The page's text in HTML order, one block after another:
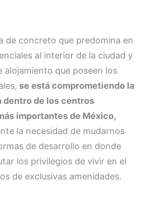
de concreto que predomina en
al interior de la ciudad y
alojamiento que poseen los
se está comprometiendo la
dentro de los centros
importantes de México,
la necesidad de mudarnos
de desarrollo en donde
los privilegios de vivir en el
de exclusivas amenidades.